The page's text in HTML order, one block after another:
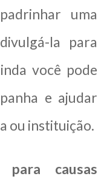
uma
la para
você pode
e ajudar
ou instituição.
causas